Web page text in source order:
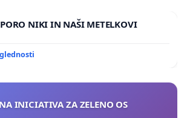
NIKI IN NAŠI METELKOVI
INICIATIVA ZA ZELENO OS